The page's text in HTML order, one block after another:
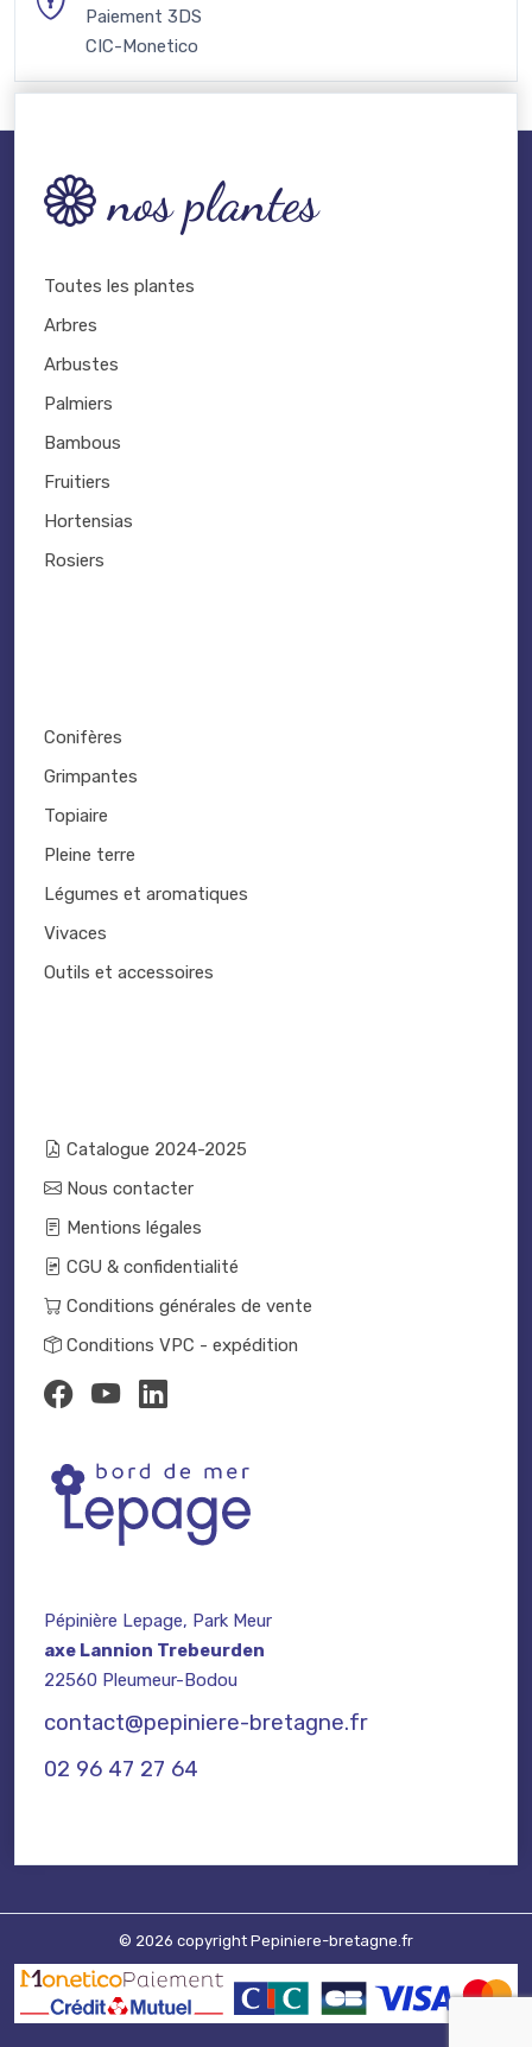
Paiement 3DS
CIC-Monetico
nos plantes
Toutes les plantes
Arbres
Arbustes
Palmiers
Bambous
Fruitiers
Hortensias
Rosiers
Conifères
Grimpantes
Topiaire
Pleine terre
Légumes et aromatiques
Vivaces
Outils et accessoires
Catalogue 2024-2025
Nous contacter
Mentions légales
CGU & confidentialité
Conditions générales de vente
Conditions VPC - expédition
Pépinière Lepage, Park Meur
axe Lannion Trebeurden
22560 Pleumeur-Bodou
contact@pepiniere-bretagne.fr
02 96 47 27 64
© 2026 copyright Pepiniere-bretagne.fr